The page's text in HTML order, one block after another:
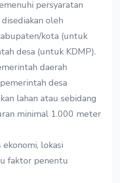
persyaratan
oleh
kota (untuk
desa (untuk KDMP).
daerah
desa
lahan atau sebidang
minimal 1.000 meter
lokasi
faktor penentu